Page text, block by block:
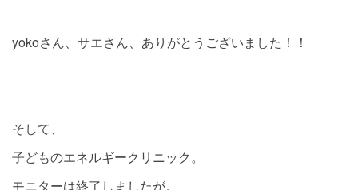
yokoさん、サエさん、ありがとうございました！！
そして、
子どものエネルギークリニック。
モニターは終了しましたが。